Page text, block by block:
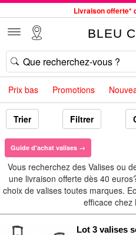
Livraison offerte*
Commande avant 12h expédiée
33 magasins en France. Un
Bon shopping
Jusqu'à -75% sur le
Samsonite, Delsey, American
BLEU
Prix bas Promotions
Trier Filtrer
Guide d'achat valises →
Vous recherchez des Valises ou
une livraison offerte dès 40
choix de valises toutes marques.
efficace chez
Lot 3 valises